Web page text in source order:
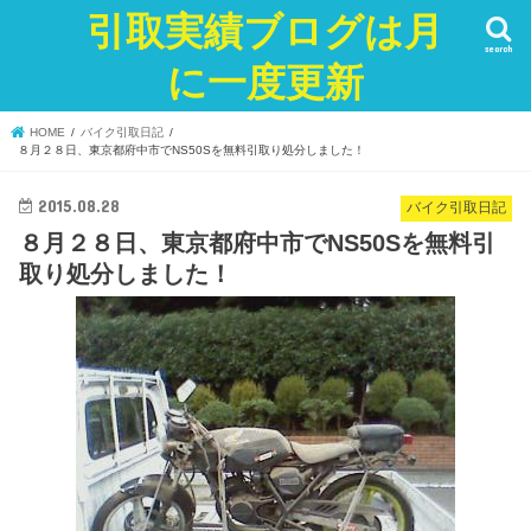
引取実績ブログは月
に一度更新
search
HOME
バイク引取日記
８月２８日、東京都府中市でNS50Sを無料引取り処分しました！
バイク引取日記
2015.08.28
８月２８日、東京都府中市でNS50Sを無料引
取り処分しました！